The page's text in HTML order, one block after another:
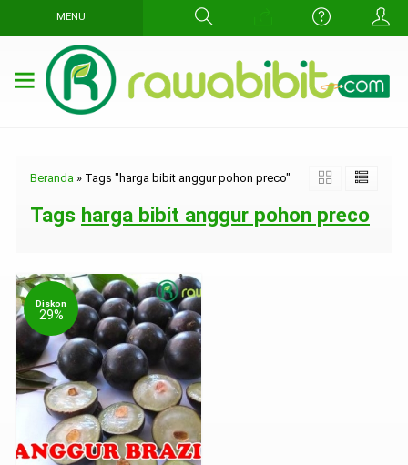
MENU
Beranda » Tags "harga bibit anggur pohon preco"
Tags harga bibit anggur pohon preco
Diskon
29%